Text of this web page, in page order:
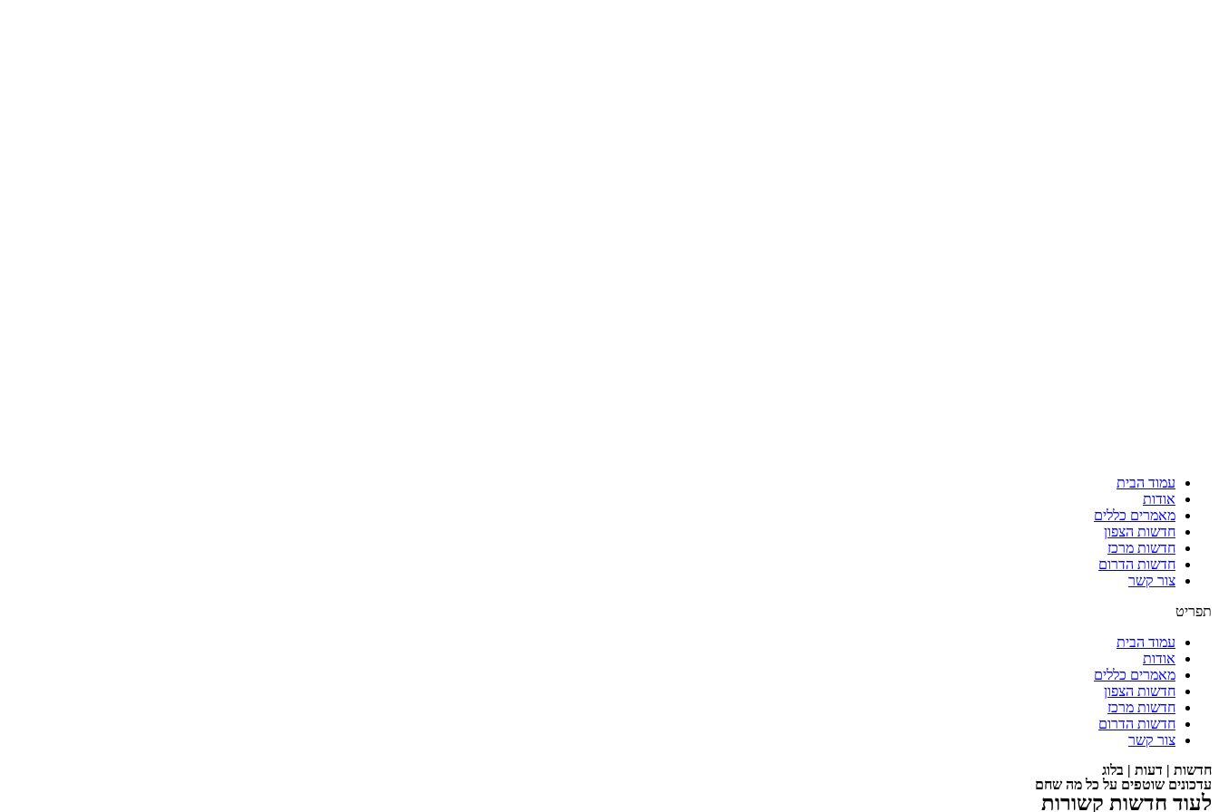
עמוד הבית
אודות
מאמרים כללים
חדשות הצפון
חדשות מרכז
חדשות הדרום
צור קשר
תפריט
עמוד הבית
אודות
מאמרים כללים
חדשות הצפון
חדשות מרכז
חדשות הדרום
צור קשר
חדשות | דעות | בלוג
עדכונים שוטפים על כל מה שחם
לעוד חדשות קשורות